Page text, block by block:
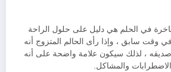
في الحلم هي دليل على حلول الراحة
في وقت سابق ، وإذا رأى الحالم المتزوج أنه
، لذلك سيكون علامة واضحة على أنه
والمشاكل.